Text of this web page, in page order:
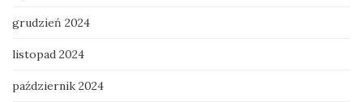
grudzień 2024
listopad 2024
październik 2024